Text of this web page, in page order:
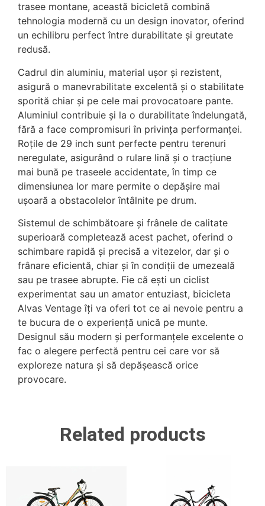
trasee montane, această bicicletă combină
tehnologia modernă cu un design inovator, oferind
un echilibru perfect între durabilitate și greutate
redusă.
Cadrul din aluminiu, material ușor și rezistent,
asigură o manevrabilitate excelentă și o stabilitate
sporită chiar și pe cele mai provocatoare pante.
Aluminiul contribuie și la o durabilitate îndelungată,
fără a face compromisuri în privința performanței.
Roțile de 29 inch sunt perfecte pentru terenuri
neregulate, asigurând o rulare lină și o tracțiune
mai bună pe traseele accidentate, în timp ce
dimensiunea lor mare permite o depășire mai
ușoară a obstacolelor întâlnite pe drum.
Sistemul de schimbătoare și frânele de calitate
superioară completează acest pachet, oferind o
schimbare rapidă și precisă a vitezelor, dar și o
frânare eficientă, chiar și în condiții de umezeală
sau pe trasee abrupte. Fie că ești un ciclist
experimentat sau un amator entuziast, bicicleta
Alvas Ventage îți va oferi tot ce ai nevoie pentru a
te bucura de o experiență unică pe munte.
Designul său modern și performanțele excelente o
fac o alegere perfectă pentru cei care vor să
exploreze natura și să depășească orice
provocare.
Related products